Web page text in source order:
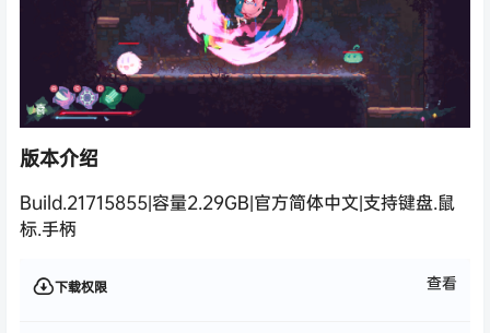
版本介绍
Build.21715855|容量2.29GB|官方简体中文|支持键盘.鼠
标.手柄
下载权限 查看